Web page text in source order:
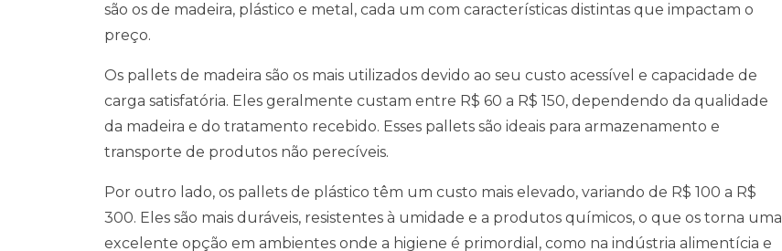
são os de madeira, plástico e metal, cada um com características distintas que impactam o
preço.
Os pallets de madeira são os mais utilizados devido ao seu custo acessível e capacidade de
carga satisfatória. Eles geralmente custam entre R$ 60 a R$ 150, dependendo da qualidade
da madeira e do tratamento recebido. Esses pallets são ideais para armazenamento e
transporte de produtos não perecíveis.
Por outro lado, os pallets de plástico têm um custo mais elevado, variando de R$ 100 a R$
300. Eles são mais duráveis, resistentes à umidade e a produtos químicos, o que os torna uma
excelente opção em ambientes onde a higiene é primordial, como na indústria alimentícia e